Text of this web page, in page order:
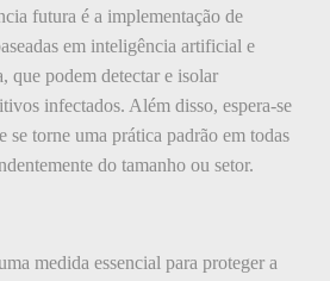
futura é a implementação de
em inteligência artificial e
que podem detectar e isolar
infectados. Além disso, espera-se
se torne uma prática padrão em todas
do tamanho ou setor.
medida essencial para proteger a